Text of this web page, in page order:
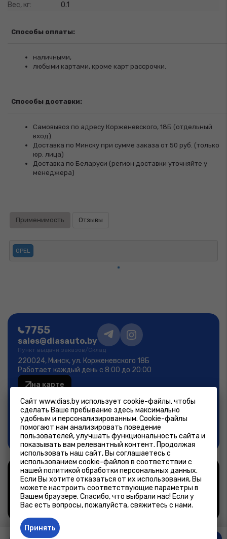
Сайт www.dias.by использует cookie-файлы, чтобы
сделать Ваше пребывание здесь максимально
удобным и персонализированным. Cookie-файлы
помогают нам анализировать поведение
пользователей, улучшать функциональность сайта и
показывать вам релевантный контент. Продолжая
использовать наш сайт, Вы соглашаетесь с
использованием cookie-файлов в соответствии с
нашей политикой обработки персональных данных.
Если Вы хотите отказаться от их использования, Вы
можете настроить соответствующие параметры в
Вашем браузере. Спасибо, что выбрали нас! Если у
Вас есть вопросы, пожалуйста, свяжитесь с нами.
Принять
Вес, кг:
0.1
Способы оплаты:
наличными,
любыми картами, кроме карт рассрочки.
Способы доставки:
Самовывоз по адресу Корженевского, 18Б (отдельный
вход).
Доставка по Минску при сумме заказа от 50 руб. (только
юр. лица)
Доставка по Беларуси (регион доставки уточняйте у
менеджера)
Применимость Отзывы
OPEL
7755
sales@diasauto.by
Пункт выдачи заказов/Склад
220024, Минск, ул. Корженевского 18Б
Работает каждый день с 8:00 до 20:00
на карте
Фирменный магазин
Минск, ул.Лещинского 14А
пн-пт 9:00-19:00; сб-вс 9:00-18:00
на карте
©2026, ООО «ДиасАвтоПлюс»– интернет-магазин
автозапчастей.
Дата регистрации интернет-магазина в Торговом реестре
Республики Беларусь 23.03.2016
Работает на Платформе abcp.ru